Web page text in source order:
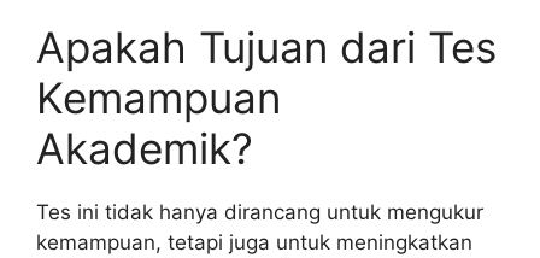
Apakah Tujuan dari Tes
Kemampuan
Akademik?
Tes ini tidak hanya dirancang untuk mengukur
kemampuan, tetapi juga untuk meningkatkan